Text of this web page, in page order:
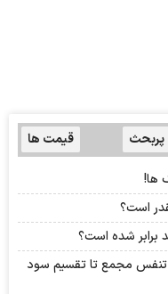
پربحث قیمت ها
ها!
برابر شده است؟
مجامع بورسی ۱۸ مرداد ۱۴۰۵ | از تنفس مجمع تا تقسیم سود